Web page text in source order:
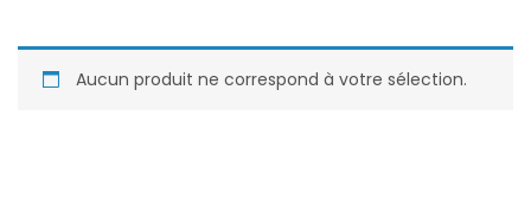
Aucun produit ne correspond à votre sélection.